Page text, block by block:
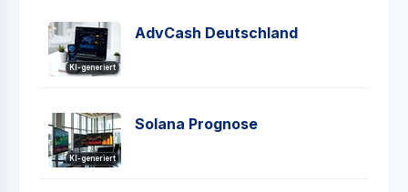
KI-generiert
AdvCash Deutschland
KI-generiert
Solana Prognose